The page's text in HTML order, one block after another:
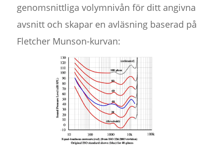
genomsnittliga volymnivån för ditt angivna
avsnitt och skapar en avläsning baserad på
Fletcher Munson-kurvan: